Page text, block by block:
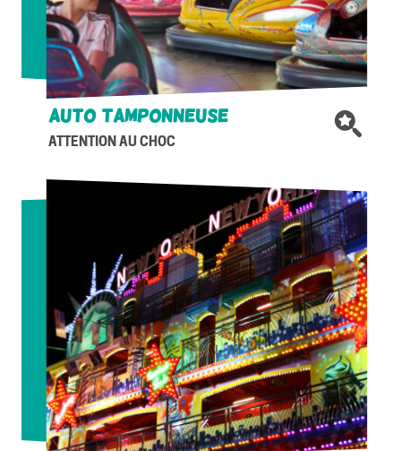
Auto tamponneuse
ATTENTION AU CHOC